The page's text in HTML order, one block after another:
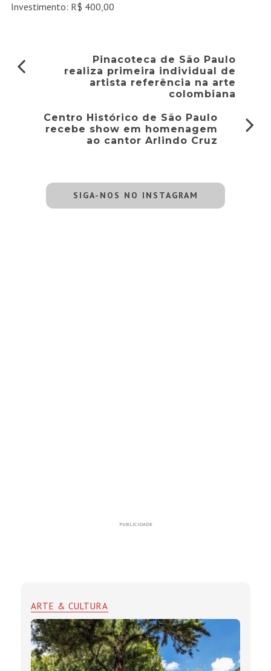
Investimento: R$ 400,00
Pinacoteca de São Paulo
realiza primeira individual de
artista referência na arte
colombiana
Centro Histórico de São Paulo
recebe show em homenagem
ao cantor Arlindo Cruz
SIGA-NOS NO INSTAGRAM
PUBLICIDADE
ARTE & CULTURA